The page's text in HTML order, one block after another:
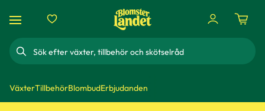
Sök
VäxterTillbehörBlombudErbjudanden